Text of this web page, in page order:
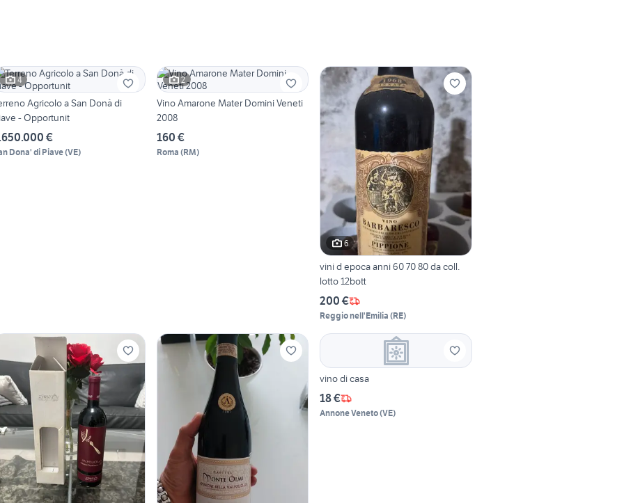
4
Agricolo a San Donà di
- Opportunit
€
Dona' di Piave(VE)
2
Vino Amarone Mater Domini Veneti
2008
160 €
Roma (RM)
6
vini d epoca anni 60 70 80 da coll.
lotto 12bott
200 €
Reggio nell'Emilia (RE)
vino di casa
18 €
Annone Veneto(VE)